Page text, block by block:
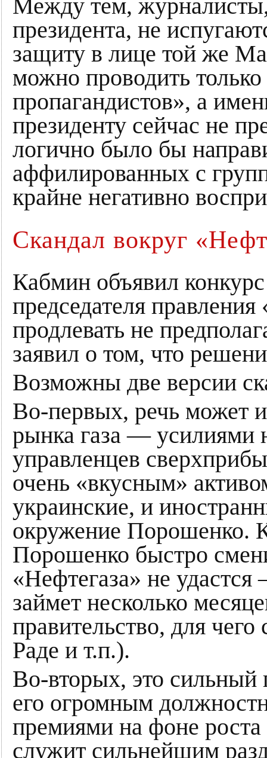
Между тем,
президента, не
защиту в лице той же
можно проводить
пропагандистов», а
президенту сейчас не
логично было бы
аффилированных с
крайне негативно
Скандал вокруг
Кабмин объявил
председателя
продлевать не
заявил о том, что
Возможны две версии
Во-первых, речь может
рынка газа —
управленцев
очень «вкусным»
украинские, и
окружение Порошенко.
Порошенко быстро
«Нефтегаза» не
займет несколько
правительство, для
Раде и т.п.).
Во-вторых, это
его огромным
премиями на фоне
служит сильнейшим